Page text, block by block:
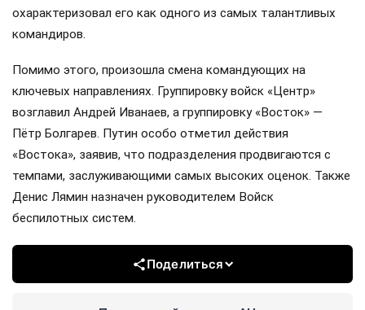
охарактеризовал его как одного из самых талантливых
командиров.
Помимо этого, произошла смена командующих на
ключевых направлениях. Группировку войск «Центр»
возглавил Андрей Иванаев, а группировку «Восток» —
Пётр Болгарев. Путин особо отметил действия
«Востока», заявив, что подразделения продвигаются с
темпами, заслуживающими самых высоких оценок. Также
Денис Лямин назначен руководителем Войск
беспилотных систем.
Поделиться